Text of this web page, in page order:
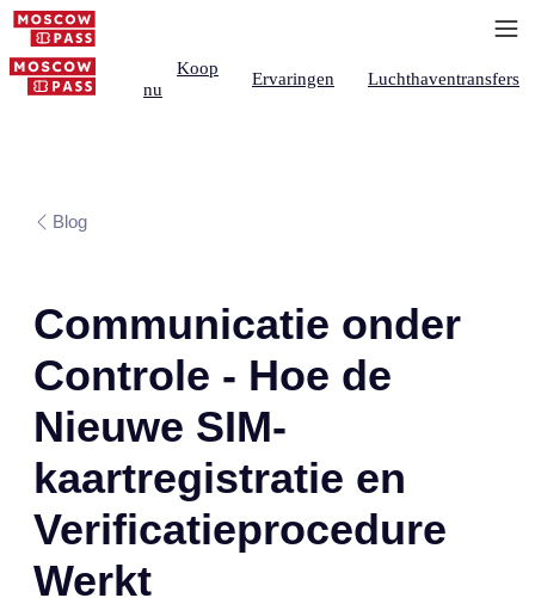
Koop
nu
Ervaringen Luchthaventransfers
Blog
Communicatie onder
Controle - Hoe de
Nieuwe SIM-
kaartregistratie en
Verificatieprocedure
Werkt